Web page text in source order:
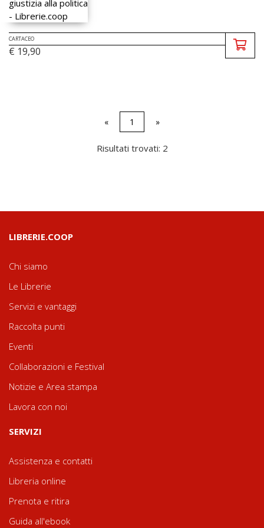
CARTACEO
€ 19,90
« 1 »
Risultati trovati: 2
LIBRERIE.COOP
Chi siamo
Le Librerie
Servizi e vantaggi
Raccolta punti
Eventi
Collaborazioni e Festival
Notizie e Area stampa
Lavora con noi
SERVIZI
Assistenza e contatti
Libreria online
Prenota e ritira
Guida all'ebook